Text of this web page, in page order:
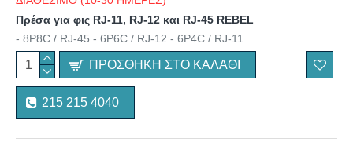
Πρέσα για φις RJ-11, RJ-12 και RJ-45 REBEL
- 8P8C / RJ-45 - 6P6C / RJ-12 - 6P4C / RJ-11..
ΠΡΟΣΘΉΚΗ ΣΤΟ ΚΑΛΆΘΙ
215 215 4040